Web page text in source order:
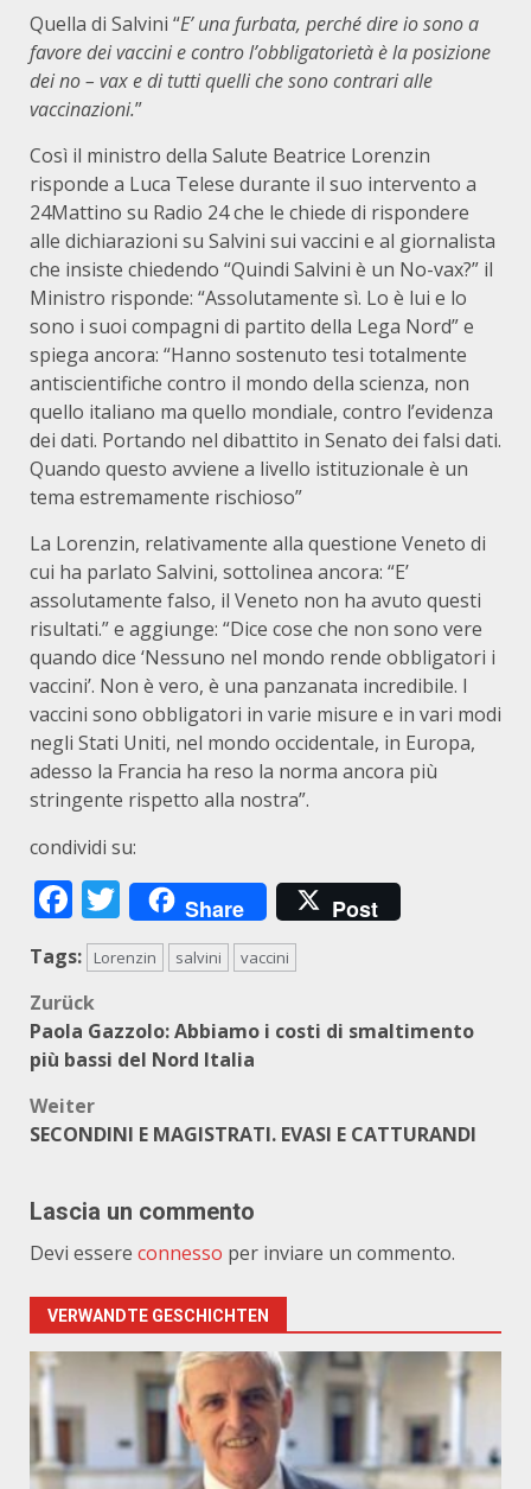
Quella di Salvini “E’ una furbata, perché dire io sono a
favore dei vaccini e contro l’obbligatorietà è la posizione
dei no – vax e di tutti quelli che sono contrari alle
vaccinazioni.”
Così il ministro della Salute Beatrice Lorenzin
risponde a Luca Telese durante il suo intervento a
24Mattino su Radio 24 che le chiede di rispondere
alle dichiarazioni su Salvini sui vaccini e al giornalista
che insiste chiedendo “Quindi Salvini è un No-vax?” il
Ministro risponde: “Assolutamente sì. Lo è lui e lo
sono i suoi compagni di partito della Lega Nord” e
spiega ancora: “Hanno sostenuto tesi totalmente
antiscientifiche contro il mondo della scienza, non
quello italiano ma quello mondiale, contro l’evidenza
dei dati. Portando nel dibattito in Senato dei falsi dati.
Quando questo avviene a livello istituzionale è un
tema estremamente rischioso”
La Lorenzin, relativamente alla questione Veneto di
cui ha parlato Salvini, sottolinea ancora: “E’
assolutamente falso, il Veneto non ha avuto questi
risultati.” e aggiunge: “Dice cose che non sono vere
quando dice ‘Nessuno nel mondo rende obbligatori i
vaccini’. Non è vero, è una panzanata incredibile. I
vaccini sono obbligatori in varie misure e in vari modi
negli Stati Uniti, nel mondo occidentale, in Europa,
adesso la Francia ha reso la norma ancora più
stringente rispetto alla nostra”.
condividi su:
Facebook
Twitter
Share Post
Tags: Lorenzin salvini vaccini
Beitragsnavigation
Zurück
Paola Gazzolo: Abbiamo i costi di smaltimento
più bassi del Nord Italia
Weiter
SECONDINI E MAGISTRATI. EVASI E CATTURANDI
Lascia un commento
Devi essere connesso per inviare un commento.
VERWANDTE GESCHICHTEN